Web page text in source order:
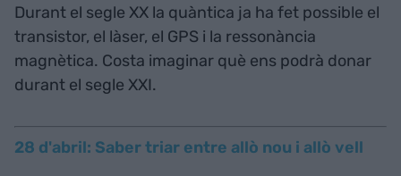
Durant el segle XX la quàntica ja ha fet possible el
transistor, el làser, el GPS i la ressonància
magnètica. Costa imaginar què ens podrà donar
durant el segle XXI.
28 d'abril: Saber triar entre allò nou i allò vell